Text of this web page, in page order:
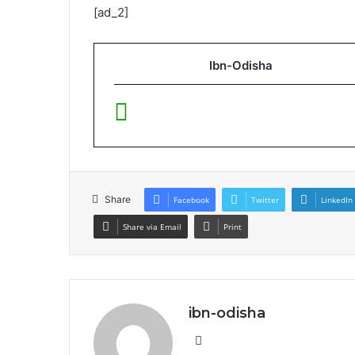
[ad_2]
Ibn-Odisha
Share Facebook Twitter LinkedIn
Share via Email Print
ibn-odisha
Website